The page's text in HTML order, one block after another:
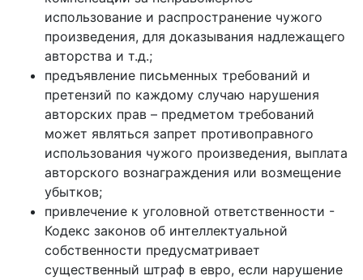
использование и распространение чужого
произведения, для доказывания надлежащего
авторства и т.д.;
предъявление письменных требований и
претензий по каждому случаю нарушения
авторских прав – предметом требований
может являться запрет противоправного
использования чужого произведения, выплата
авторского вознаграждения или возмещение
убытков;
привлечение к уголовной ответственности -
Кодекс законов об интеллектуальной
собственности предусматривает
существенный штраф в евро, если нарушение